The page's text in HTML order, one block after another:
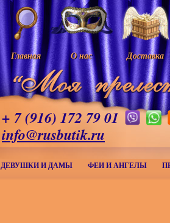
Главная О нас Доставка
+ 7 (916) 172 79 01
info@rusbutik.ru
ДЕВУШКИ И ДАМЫ ФЕИ И АНГЕЛЫ